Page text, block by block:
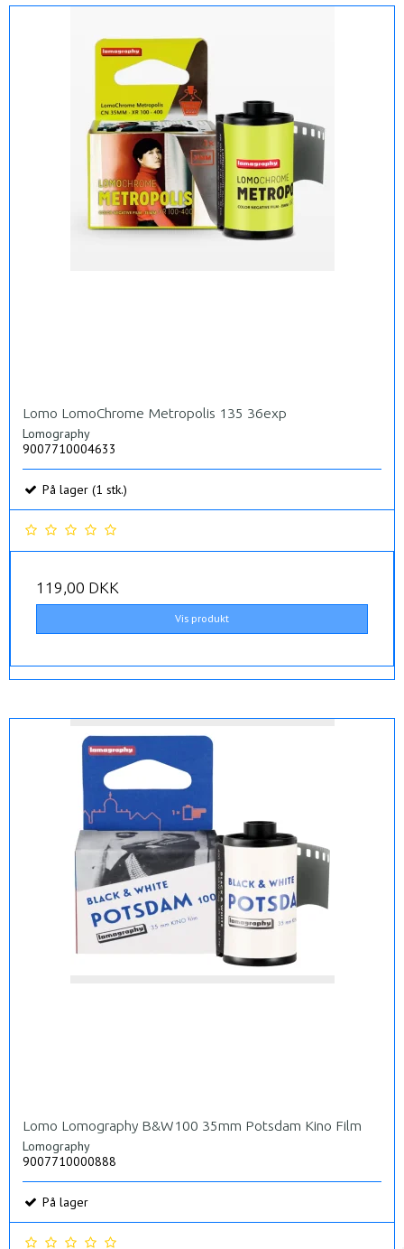
Lomo LomoChrome Metropolis 135 36exp
Lomography
9007710004633
På lager (1 stk.)
119,00 DKK
Vis produkt
Lomo Lomography B&W100 35mm Potsdam Kino Film
Lomography
9007710000888
På lager